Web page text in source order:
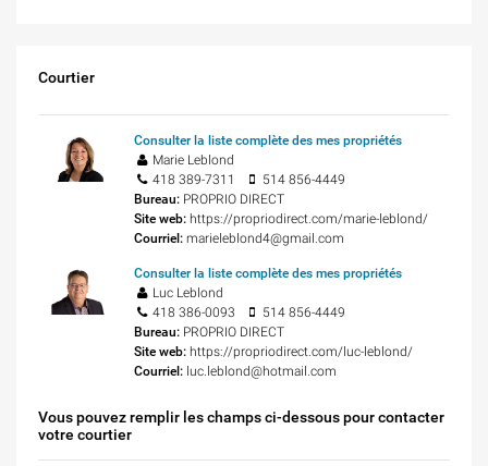
Courtier
Consulter la liste complète des mes propriétés
Marie Leblond
418 389-7311
514 856-4449
Bureau: PROPRIO DIRECT
Site web: https://propriodirect.com/marie-leblond/
Courriel: marieleblond4@gmail.com
Consulter la liste complète des mes propriétés
Luc Leblond
418 386-0093
514 856-4449
Bureau: PROPRIO DIRECT
Site web: https://propriodirect.com/luc-leblond/
Courriel: luc.leblond@hotmail.com
Vous pouvez remplir les champs ci-dessous pour contacter
votre courtier